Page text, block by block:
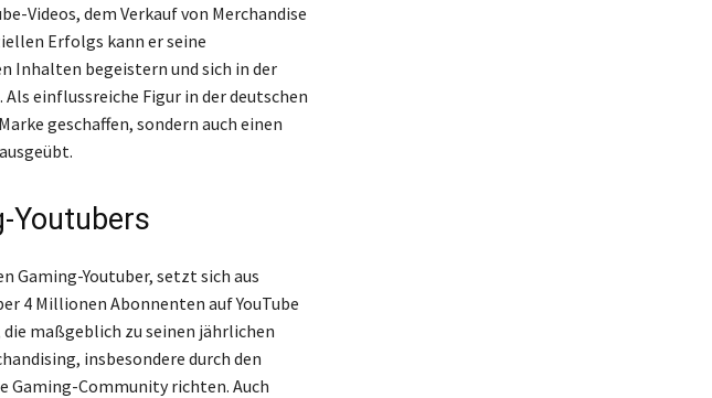
Videos, dem Verkauf von Merchandise
Erfolgs kann er seine
Inhalten begeistern und sich in der
einflussreiche Figur in der deutschen
geschaffen, sondern auch einen
Youtubers
Gaming-Youtuber, setzt sich aus
4 Millionen Abonnenten auf YouTube
maßgeblich zu seinen jährlichen
insbesondere durch den
Gaming-Community richten. Auch